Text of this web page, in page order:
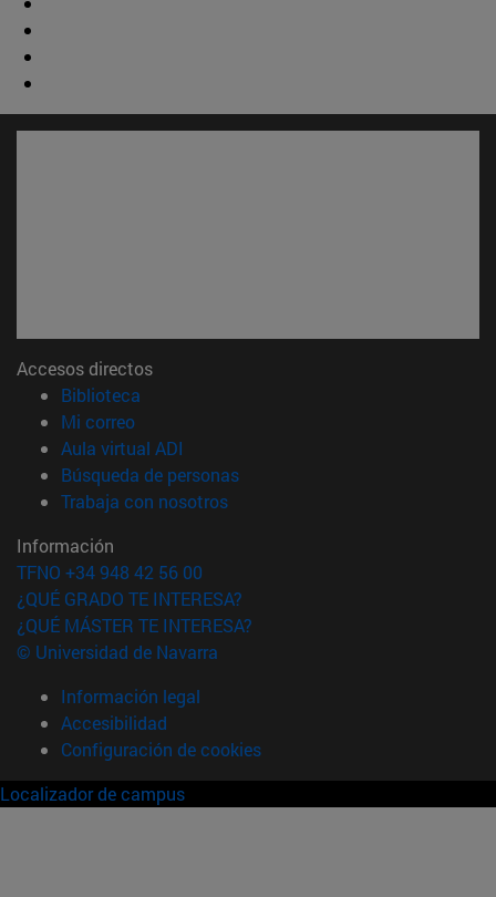
Accesos directos
Biblioteca
Mi correo(abre en nueva ventana)
Aula virtual ADI
Búsqueda de personas(abre en nueva ventana)
Trabaja con nosotros(abre en nueva ventana)
Información
TFNO +34 948 42 56 00
¿QUÉ GRADO TE INTERESA?
¿QUÉ MÁSTER TE INTERESA?
© Universidad de Navarra
Información legal
Accesibilidad
Configuración de cookies
Localizador de campus